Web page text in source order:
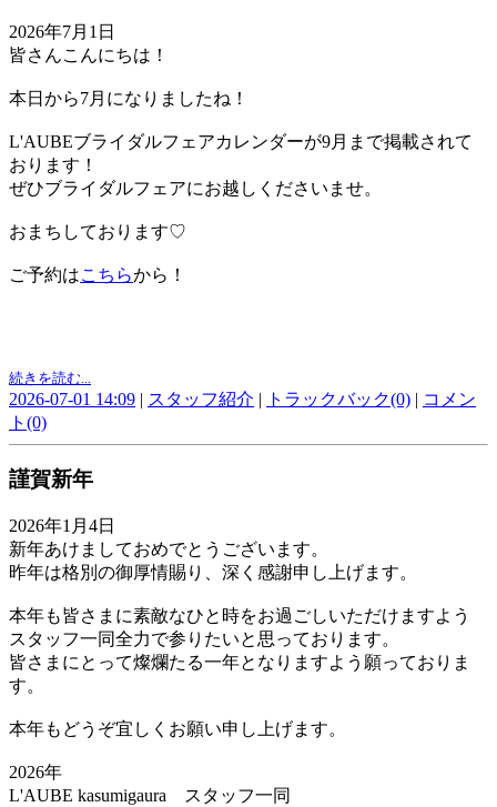
2026年7月1日
皆さんこんにちは！
本日から7月になりましたね！
L'AUBEブライダルフェアカレンダーが9月まで掲載されて
おります！
ぜひブライダルフェアにお越しくださいませ。
おまちしております♡
ご予約はこちらから！
続きを読む...
2026-07-01 14:09 | スタッフ紹介 | トラックバック(0) | コメン
ト(0)
謹賀新年
2026年1月4日
新年あけましておめでとうございます。
昨年は格別の御厚情賜り、深く感謝申し上げます。
本年も皆さまに素敵なひと時をお過ごしいただけますよう
スタッフ一同全力で参りたいと思っております。
皆さまにとって燦爛たる一年となりますよう願っておりま
す。
本年もどうぞ宜しくお願い申し上げます。
2026年
L'AUBE kasumigaura
スタッフ一同